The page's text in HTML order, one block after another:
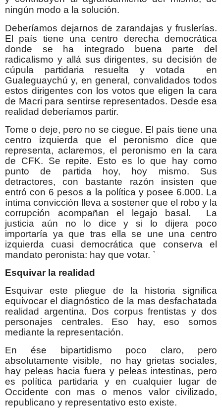
ningún modo a la solución.
Deberíamos dejarnos de zarandajas y fruslerías.
El país tiene una centro derecha democrática
donde se ha integrado buena parte del
radicalismo y allá sus dirigentes, su decisión de
cúpula partidaria resuelta y votada en
Gualeguaychú y, en general, convalidados todos
estos dirigentes con los votos que eligen la cara
de Macri para sentirse representados. Desde esa
realidad deberíamos partir.
Tome o deje, pero no se ciegue. El país tiene una
centro izquierda que el peronismo dice que
representa, aclaremos, el peronismo en la cara
de CFK. Se repite. Esto es lo que hay como
punto de partida hoy, hoy mismo. Sus
detractores, con bastante razón insisten que
entró con 6 pesos a la política y posee 6.000. La
íntima convicción lleva a sostener que el robo y la
corrupción acompañan el legajo basal. La
justicia aún no lo dice y si lo dijera poco
importaría ya que tras ella se une una centro
izquierda cuasi democrática que conserva el
mandato peronista: hay que votar. `
Esquivar la realidad
Esquivar este pliegue de la historia significa
equivocar el diagnóstico de la mas desfachatada
realidad argentina. Dos corpus frentistas y dos
personajes centrales. Eso hay, eso somos
mediante la representación.
En ése bipartidismo poco claro, pero
absolutamente visible, no hay grietas sociales,
hay peleas hacia fuera y peleas intestinas, pero
es política partidaria y en cualquier lugar de
Occidente con mas o menos valor civilizado,
republicano y representativo esto existe.